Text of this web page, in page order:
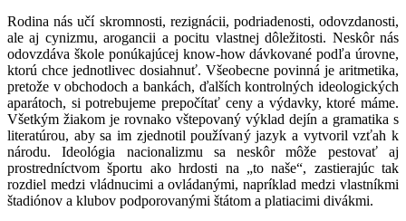
Rodina nás učí skromnosti, rezignácii, podriadenosti, odovzdanosti,
ale aj cynizmu, arogancii a pocitu vlastnej dôležitosti. Neskôr nás
odovzdáva škole ponúkajúcej know-how dávkované podľa úrovne,
ktorú chce jednotlivec dosiahnuť. Všeobecne povinná je aritmetika,
pretože v obchodoch a bankách, ďalších kontrolných ideologických
aparátoch, si potrebujeme prepočítať ceny a výdavky, ktoré máme.
Všetkým žiakom je rovnako vštepovaný výklad dejín a gramatika s
literatúrou, aby sa im zjednotil používaný jazyk a vytvoril vzťah k
národu. Ideológia nacionalizmu sa neskôr môže pestovať aj
prostredníctvom športu ako hrdosti na „to naše“, zastierajúc tak
rozdiel medzi vládnucimi a ovládanými, napríklad medzi vlastníkmi
štadiónov a klubov podporovanými štátom a platiacimi divákmi.